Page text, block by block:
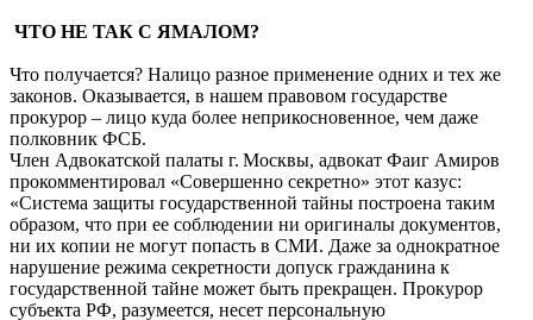
ЧТО НЕ ТАК С ЯМАЛОМ?
Что получается? Налицо разное применение одних и тех же
законов. Оказывается, в нашем правовом государстве
прокурор – лицо куда более неприкосновенное, чем даже
полковник ФСБ.
Член Адвокатской палаты г. Москвы, адвокат Фаиг Амиров
прокомментировал «Совершенно секретно» этот казус:
«Система защиты государственной тайны построена таким
образом, что при ее соблюдении ни оригиналы документов,
ни их копии не могут попасть в СМИ. Даже за однократное
нарушение режима секретности допуск гражданина к
государственной тайне может быть прекращен. Прокурор
субъекта РФ, разумеется, несет персональную